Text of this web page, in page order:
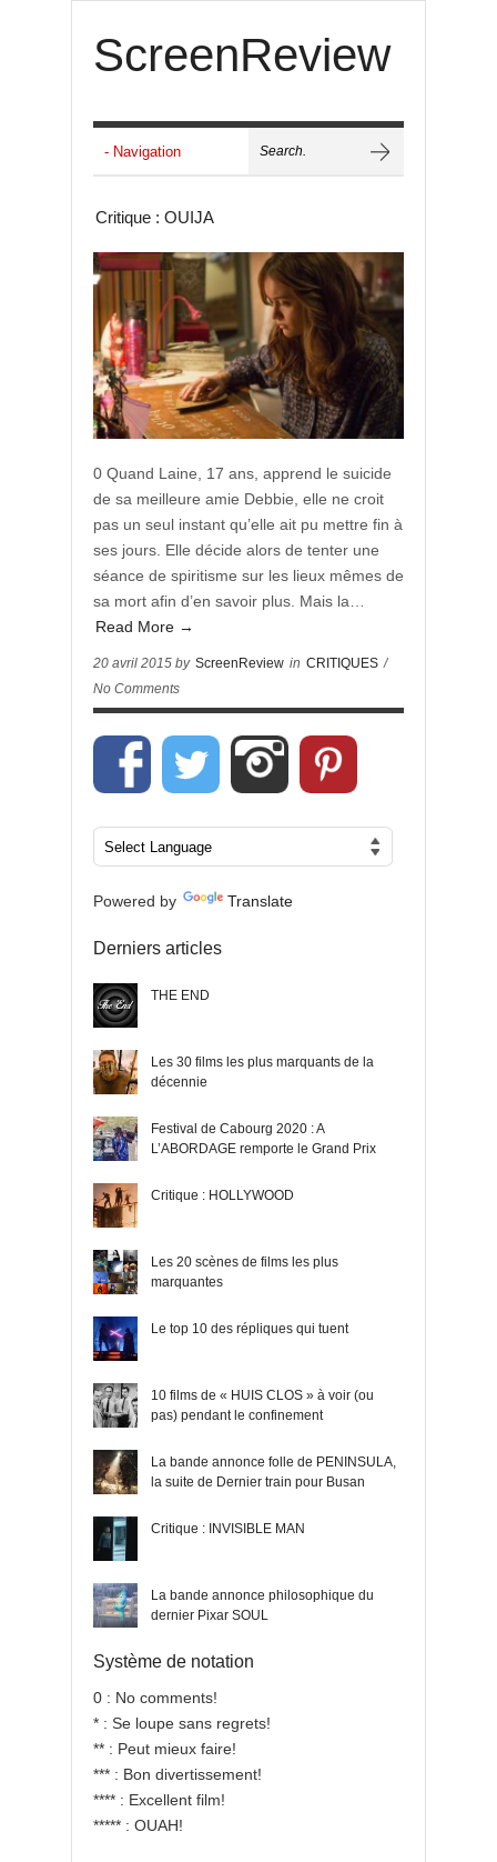
ScreenReview
Critique : OUIJA
0 Quand Laine, 17 ans, apprend le suicide
de sa meilleure amie Debbie, elle ne croit
pas un seul instant qu’elle ait pu mettre fin à
ses jours. Elle décide alors de tenter une
séance de spiritisme sur les lieux mêmes de
sa mort afin d’en savoir plus. Mais la…
Read More →
20 avril 2015 by ScreenReview in CRITIQUES /
No Comments
Powered by Translate
Derniers articles
THE END
Les 30 films les plus marquants de la
décennie
Festival de Cabourg 2020 : A
L’ABORDAGE remporte le Grand Prix
Critique : HOLLYWOOD
Les 20 scènes de films les plus
marquantes
Le top 10 des répliques qui tuent
10 films de « HUIS CLOS » à voir (ou
pas) pendant le confinement
La bande annonce folle de PENINSULA,
la suite de Dernier train pour Busan
Critique : INVISIBLE MAN
La bande annonce philosophique du
dernier Pixar SOUL
Système de notation
0 : No comments!
* : Se loupe sans regrets!
** : Peut mieux faire!
*** : Bon divertissement!
**** : Excellent film!
***** : OUAH!